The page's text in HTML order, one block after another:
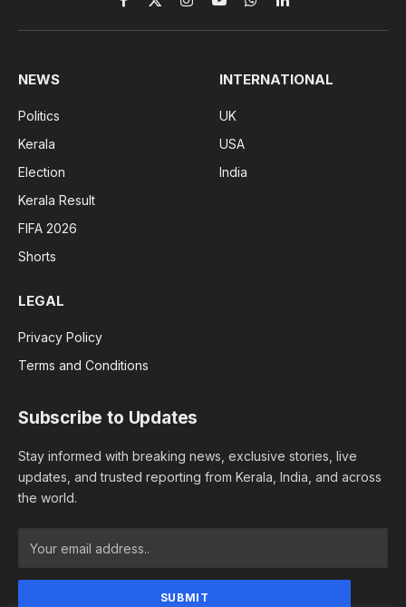
Facebook
X
(Twitter)
InstagramYouTubeWhatsAppLinkedIn
NEWS
Politics
Kerala
Election
Kerala Result
FIFA 2026
Shorts
INTERNATIONAL
UK
USA
India
LEGAL
Privacy Policy
Terms and Conditions
Subscribe to Updates
Stay informed with breaking news, exclusive stories, live
updates, and trusted reporting from Kerala, India, and across
the world.